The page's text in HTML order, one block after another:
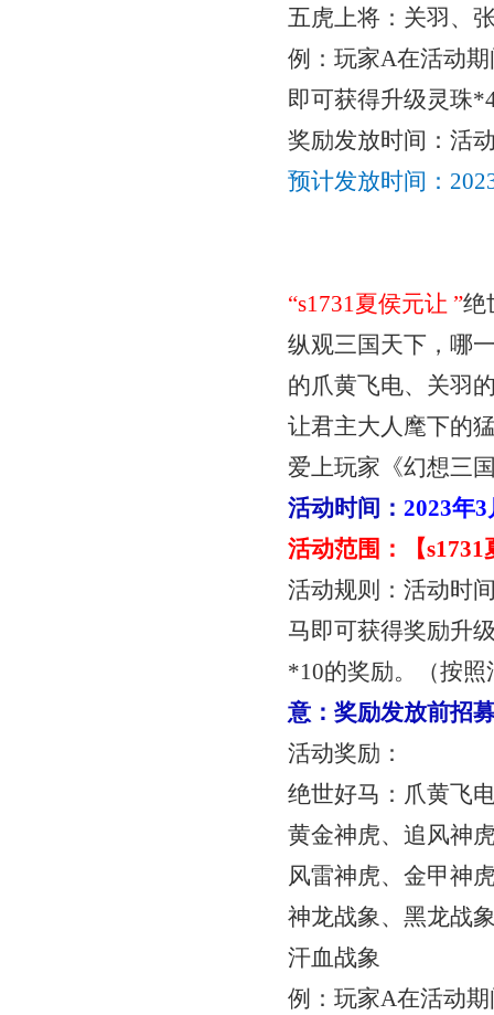
五虎上将：关羽、
例：玩家A在活动
即可获得升级灵珠
奖励发放时间：活
预计发放时间：
“s1731夏侯元让”绝
纵观三国天下，哪
的爪黄飞电、关羽
让君主大人麾下的
爱上玩家《幻想三
活动时间：2023年
活动范围：【
活动规则：活动时
马即可获得奖励升
*10的奖励。（按
意：奖励发放前招
活动奖励：
绝世好马：爪黄飞
黄金神虎、追风神
风雷神虎、金甲神
神龙战象、黑龙战
汗血战象
例：玩家A在活动